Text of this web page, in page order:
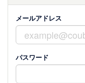
メールアドレス
パスワード